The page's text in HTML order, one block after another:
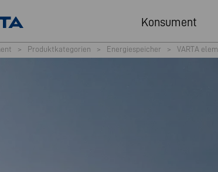
Konsument
> Produktkategorien > Energiespeicher > VARTA